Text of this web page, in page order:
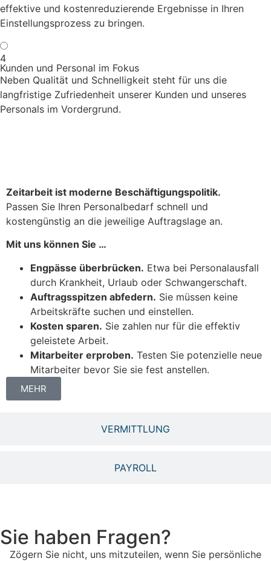
effektive und kostenreduzierende Ergebnisse in Ihren
Einstellungsprozess zu bringen.
4
Kunden und Personal im Fokus
Neben Qualität und Schnelligkeit steht für uns die
langfristige Zufriedenheit unserer Kunden und unseres
Personals im Vordergrund.
VERMITTLUNG
PAYROLL
Zeitarbeit ist moderne Beschäftigungspolitik.
Passen Sie Ihren Personalbedarf schnell und
kostengünstig an die jeweilige Auftragslage an.
Mit uns können Sie …
Engpässe überbrücken. Etwa bei Personalausfall
durch Krankheit, Urlaub oder Schwangerschaft.
Auftragsspitzen abfedern. Sie müssen keine
Arbeitskräfte suchen und einstellen.
Kosten sparen. Sie zahlen nur für die effektiv
geleistete Arbeit.
Mitarbeiter erproben. Testen Sie potenzielle neue
Mitarbeiter bevor Sie sie fest anstellen.
MEHR
Sie haben Fragen?
Zögern Sie nicht, uns mitzuteilen, wenn Sie persönliche